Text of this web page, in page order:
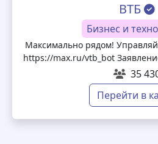
ВТБ
Бизнес и
Максимально рядом!
https://max.ru/vtb_bot
35
Перейти в